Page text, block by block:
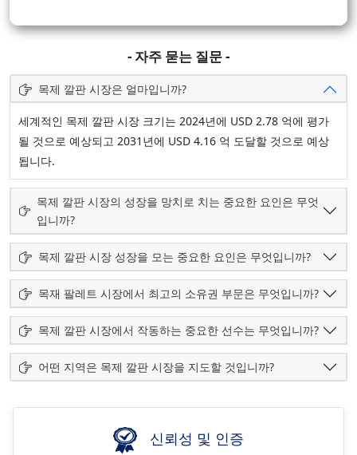
- 자주 묻는 질문 -
목제 깔판 시장은 얼마입니까?
세계적인 목제 깔판 시장 크기는 2024년에 USD 2.78 억에 평가
될 것으로 예상되고 2031년에 USD 4.16 억 도달할 것으로 예상
됩니다.
목제 깔판 시장의 성장을 망치로 치는 중요한 요인은 무엇
입니까?
목제 깔판 시장 성장을 모는 중요한 요인은 무엇입니까?
목재 팔레트 시장에서 최고의 소유권 부문은 무엇입니까?
목제 깔판 시장에서 작동하는 중요한 선수는 무엇입니까?
어떤 지역은 목제 깔판 시장을 지도할 것입니까?
신뢰성 및 인증